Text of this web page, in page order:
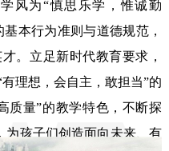
风为“慎思乐学，惟诚勤
本行为准则与道德规范，
。立足新时代教育要求，
理想，会自主，敢担当”的
质量”的教学特色，不断探
为孩子们创造面向未来、有